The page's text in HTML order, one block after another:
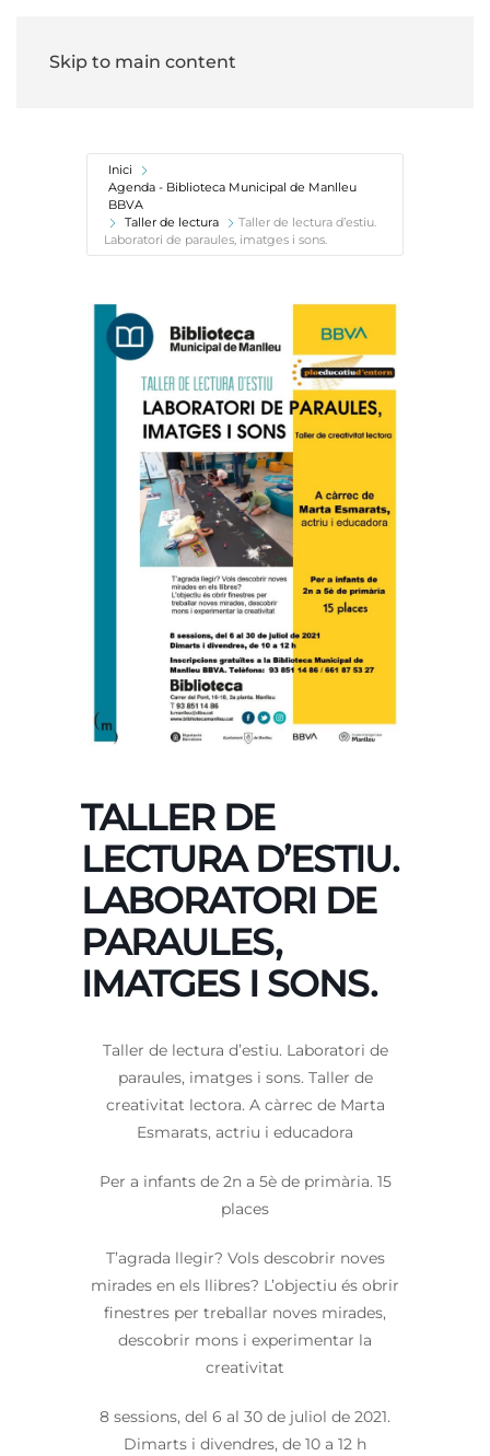
Skip to main content
Inici
Agenda - Biblioteca Municipal de Manlleu
BBVA
Taller de lectura
Taller de lectura d’estiu.
Laboratori de paraules, imatges i sons.
TALLER DE
LECTURA D’ESTIU.
LABORATORI DE
PARAULES,
IMATGES I SONS.
Taller de lectura d’estiu. Laboratori de
paraules, imatges i sons. Taller de
creativitat lectora. A càrrec de Marta
Esmarats, actriu i educadora
Per a infants de 2n a 5è de primària. 15
places
T’agrada llegir? Vols descobrir noves
mirades en els llibres? L’objectiu és obrir
finestres per treballar noves mirades,
descobrir mons i experimentar la
creativitat
8 sessions, del 6 al 30 de juliol de 2021.
Dimarts i divendres, de 10 a 12 h